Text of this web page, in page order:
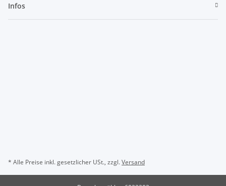
Infos
* Alle Preise inkl. gesetzlicher USt., zzgl.Versand